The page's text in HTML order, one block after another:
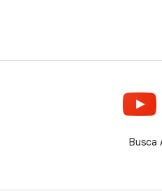
Busca